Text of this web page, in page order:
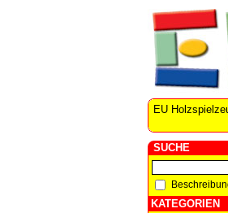
EU
SUCHE
KATEGORIEN